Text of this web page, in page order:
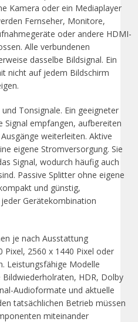
Kamera oder ein Mediaplayer
Fernseher, Monitore,
oder andere HDMI-
Alle verbundenen
dasselbe Bildsignal. Ein
nicht auf jedem Bildschirm
Tonsignale. Ein geeigneter
Signal empfangen, aufbereiten
weiterleiten. Aktive
eigene Stromversorgung. Sie
Signal, wodurch häufig auch
Passive Splitter ohne eigene
und günstig,
Gerätekombination
je nach Ausstattung
Pixel, 2560 x 1440 Pixel oder
Leistungsfähige Modelle
HDR, Dolby
Audioformate und aktuelle
tatsächlichen Betrieb müssen
miteinander